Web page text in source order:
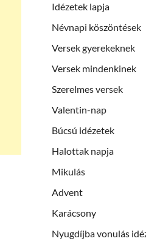
Idézetek lapja
Névnapi köszöntések
Versek gyerekeknek
Versek mindenkinek
Szerelmes versek
Valentin-nap
Búcsú idézetek
Halottak napja
Mikulás
Advent
Karácsony
Nyugdíjba vonulás